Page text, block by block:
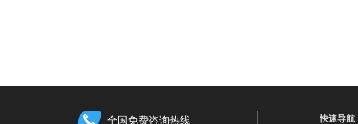
全国免费咨询热线 快速导航